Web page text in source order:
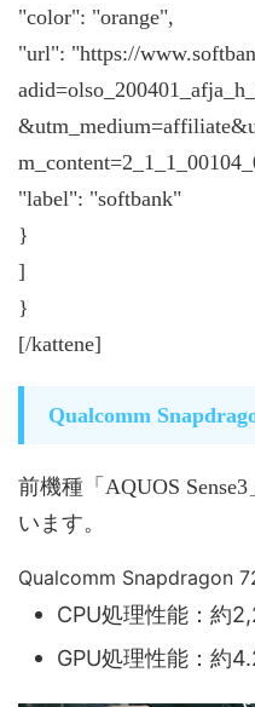
"color": "orange",
"url": "https://
"label": "softbank"
}
]
}
[/kattene]
Qualcomm
前機種「AQUOS
います。
Qualcomm Snapdragon
CPU処理性能：約
GPU処理性能：約